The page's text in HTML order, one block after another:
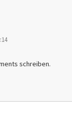
schreiben.